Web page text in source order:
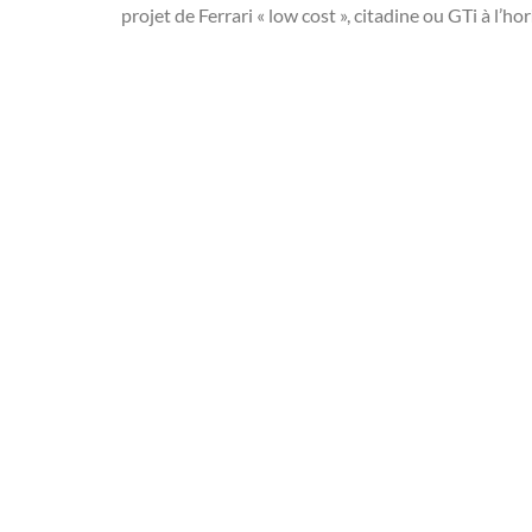
projet de Ferrari « low cost », citadine ou GTi à